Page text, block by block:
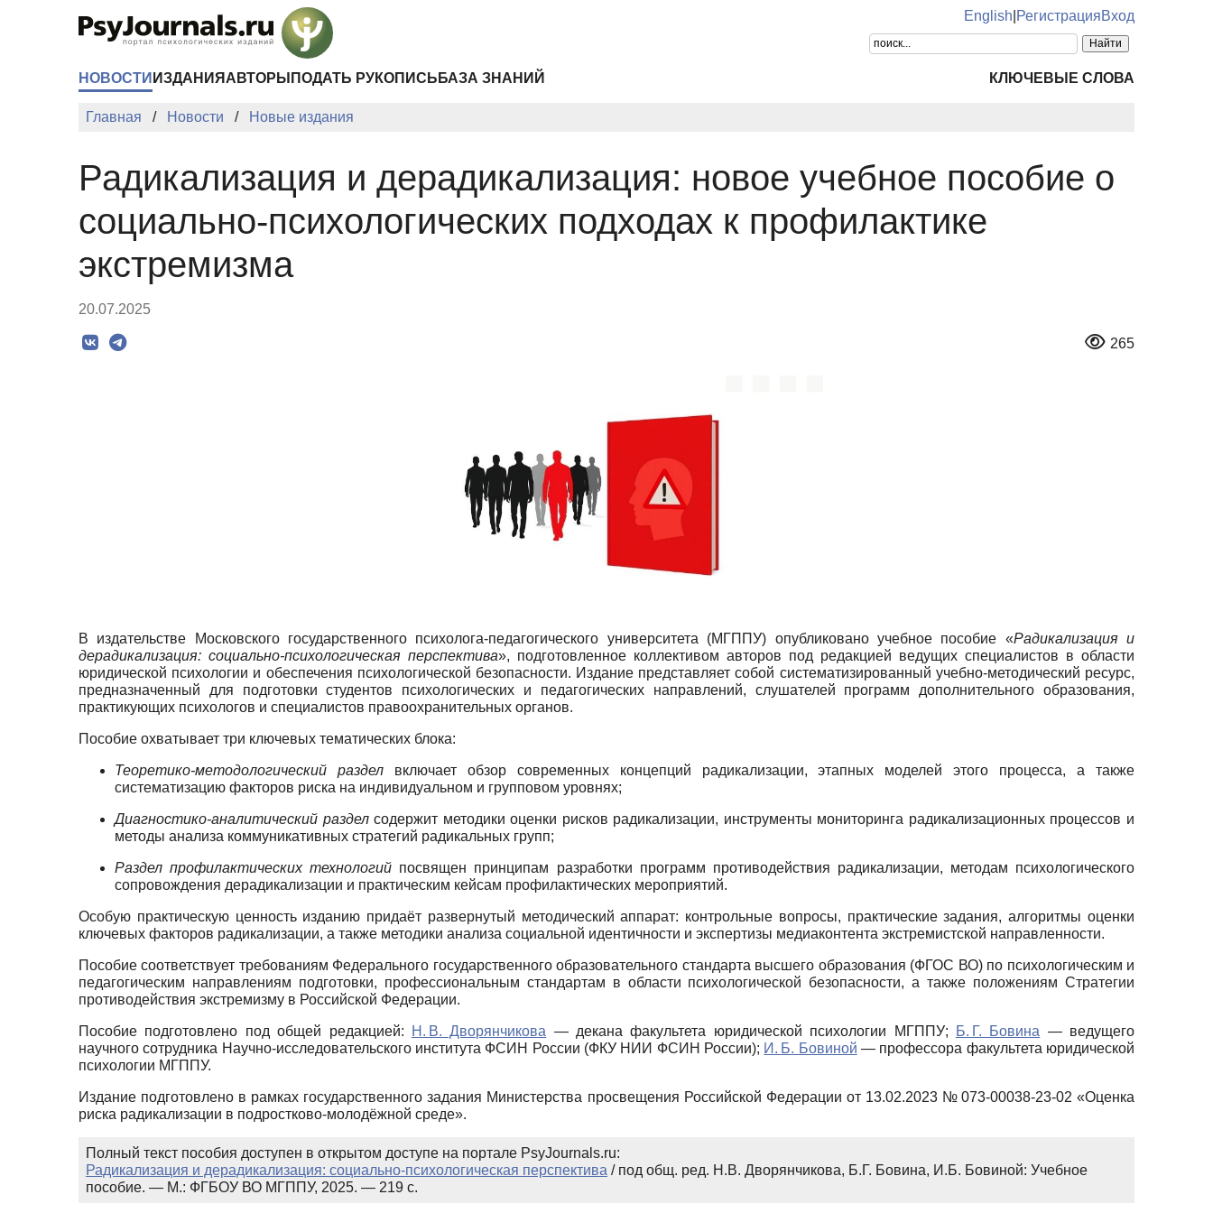
English РегистрацияВход
НОВОСТИ ИЗДАНИЯ АВТОРЫ ПОДАТЬ РУКОПИСЬ БАЗА ЗНАНИЙ КЛЮЧЕВЫЕ СЛОВА
Главная Новости Новые издания
Радикализация и дерадикализация: новое учебное пособие о
социально‑психологических подходах к профилактике
экстремизма
20.07.2025
265
В издательстве Московского государственного психолога-педагогического университета (МГППУ) опубликовано учебное пособие «Радикализация и
дерадикализация: социально-психологическая перспектива», подготовленное коллективом авторов под редакцией ведущих специалистов в области
юридической психологии и обеспечения психологической безопасности. Издание представляет собой систематизированный учебно-методический ресурс,
предназначенный для подготовки студентов психологических и педагогических направлений, слушателей программ дополнительного образования,
практикующих психологов и специалистов правоохранительных органов.
Пособие охватывает три ключевых тематических блока:
Теоретико-методологический разделвключает обзор современных концепций радикализации, этапных моделей этого процесса, а также
систематизацию факторов риска на индивидуальном и групповом уровнях;
Диагностико-аналитический разделсодержит методики оценки рисков радикализации, инструменты мониторинга радикализационных процессов и
методы анализа коммуникативных стратегий радикальных групп;
Раздел профилактических технологий посвящен принципам разработки программ противодействия радикализации, методам психологического
сопровождения дерадикализации и практическим кейсам профилактических мероприятий.
Особую практическую ценность изданию придаёт развернутый методический аппарат: контрольные вопросы, практические задания, алгоритмы оценки
ключевых факторов радикализации, а также методики анализа социальной идентичности и экспертизы медиаконтента экстремистской направленности.
Пособие соответствует требованиям Федерального государственного образовательного стандарта высшего образования (ФГОС ВО) по психологическим и
педагогическим направлениям подготовки, профессиональным стандартам в области психологической безопасности, а также положениям Стратегии
противодействия экстремизму в Российской Федерации.
Пособие подготовлено под общей редакцией: Н. В. Дворянчикова — декана факультета юридической психологии МГППУ; Б. Г. Бовина — ведущего
научного сотрудника Научно-исследовательского института ФСИН России (ФКУ НИИ ФСИН России); И. Б. Бовиной — профессора факультета юридической
психологии МГППУ.
Издание подготовлено в рамках государственного задания Министерства просвещения Российской Федерации от 13.02.2023 № 073-00038-23-02 «Оценка
риска радикализации в подростково-молодёжной среде».
Полный текст пособия доступен в открытом доступе на портале PsyJournals.ru:
Радикализация и дерадикализация: социально-психологическая перспектива / под общ. ред. Н.В. Дворянчикова, Б.Г. Бовина, И.Б. Бовиной: Учебное
пособие. — М.: ФГБОУ ВО МГППУ, 2025. — 219 с.